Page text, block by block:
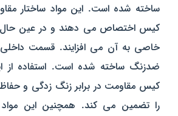
ساخته شده است. این مواد ساختار
کیس اختصاص می‌ دهند و در عین حال
خاصی به آن می‌ افزایند. قسمت
ضدزنگ ساخته شده است. استفاده
کیس مقاومت در برابر زنگ زدگی و
را تضمین می‌ کند. همچنین این